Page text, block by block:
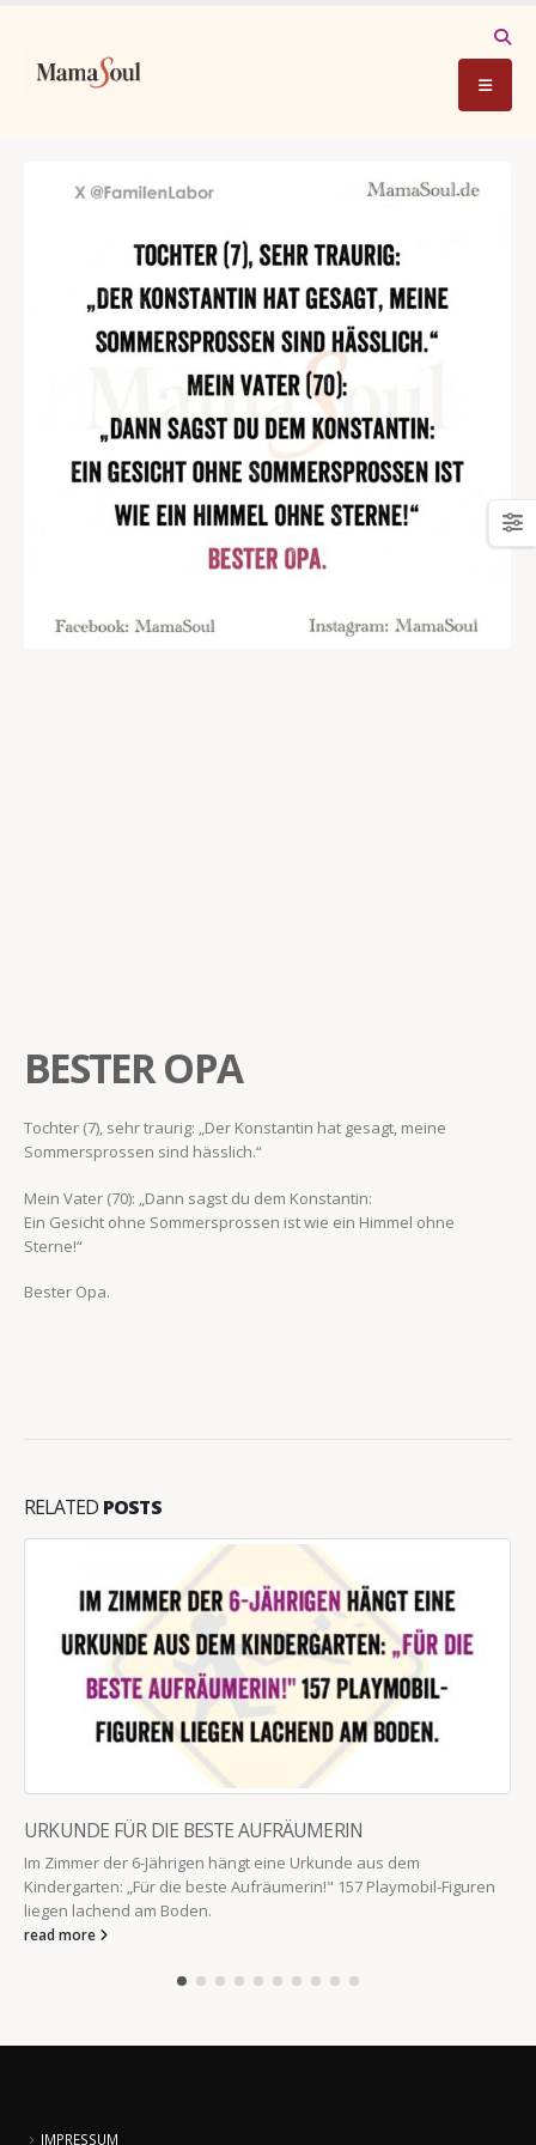
BESTER OPA
Tochter (7), sehr traurig: „Der Konstantin hat gesagt, meine
Sommersprossen sind hässlich.“
Mein Vater (70): „Dann sagst du dem Konstantin:
Ein Gesicht ohne Sommersprossen ist wie ein Himmel ohne
Sterne!“
Bester Opa.
RELATED POSTS
URKUNDE FÜR DIE BESTE AUFRÄUMERIN
Im Zimmer der 6-Jährigen hängt eine Urkunde aus dem
Kindergarten: „Für die beste Aufräumerin!" 157 Playmobil-Figuren
liegen lachend am Boden.
read more
IMPRESSUM